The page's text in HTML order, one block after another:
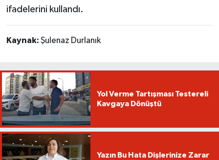
ifadelerini kullandı.
Kaynak: Şulenaz Durlanık
Yol Verme Tartışması Testereli
Kavgaya Dönüştü
Yazın Bu Hata Dişlerinize Zarar